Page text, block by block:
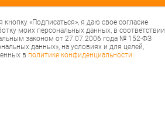
кнопку «Подписаться», я даю свое согласие
моих персональных данных, в соответствии
законом от 27.07.2006 года № 152-ФЗ
данных», на условиях и для целей,
в политике конфиденциальности